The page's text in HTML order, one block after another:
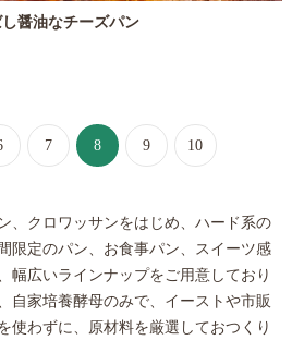
醤油なチーズパン
7 8 9 10
、クロワッサンをはじめ、ハード系の
限定のパン、お食事パン、スイーツ感
幅広いラインナップをご用意しており
自家培養酵母のみで、イーストや市販
使わずに、原材料を厳選しておつくり